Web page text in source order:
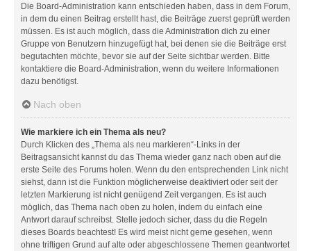
Die Board-Administration kann entschieden haben, dass in dem Forum,
in dem du einen Beitrag erstellt hast, die Beiträge zuerst geprüft werden
müssen. Es ist auch möglich, dass die Administration dich zu einer
Gruppe von Benutzern hinzugefügt hat, bei denen sie die Beiträge erst
begutachten möchte, bevor sie auf der Seite sichtbar werden. Bitte
kontaktiere die Board-Administration, wenn du weitere Informationen
dazu benötigst.
Nach oben
Wie markiere ich ein Thema als neu?
Durch Klicken des „Thema als neu markieren“-Links in der
Beitragsansicht kannst du das Thema wieder ganz nach oben auf die
erste Seite des Forums holen. Wenn du den entsprechenden Link nicht
siehst, dann ist die Funktion möglicherweise deaktiviert oder seit der
letzten Markierung ist nicht genügend Zeit vergangen. Es ist auch
möglich, das Thema nach oben zu holen, indem du einfach eine
Antwort darauf schreibst. Stelle jedoch sicher, dass du die Regeln
dieses Boards beachtest! Es wird meist nicht gerne gesehen, wenn
ohne triftigen Grund auf alte oder abgeschlossene Themen geantwortet